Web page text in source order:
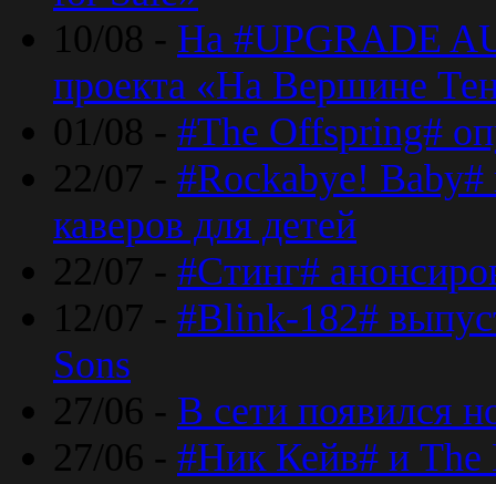
10/08 - На #UPGRADE
проекта «На Вершине
01/08 - #The Offspring#
22/07 - #Rockabye!
каверов для детей
22/07 - #Стинг#
12/07 - #Blink-182#
Sons
27/06 - В сети появился
27/06 - #Ник Кейв# и The